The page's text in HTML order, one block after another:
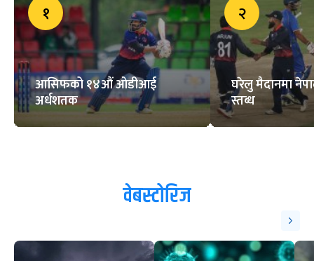
१
आसिफको १४औं ओडीआई
अर्धशतक
२
घरेलु मैदानमा
स्तब्ध
वेबस्टोरिज